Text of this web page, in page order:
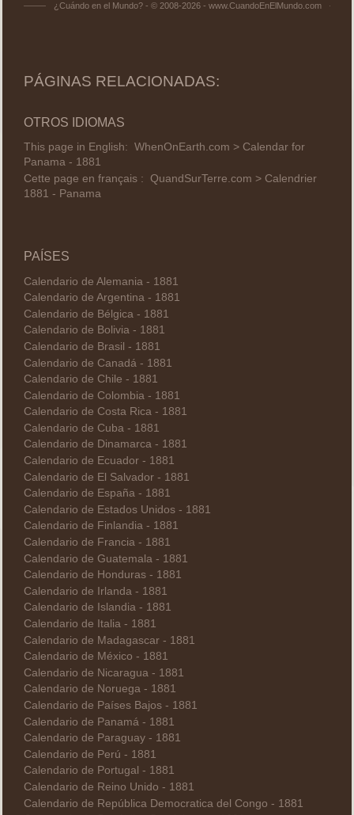
¿Cuándo en el Mundo? - © 2008-2026 - www.CuandoEnElMundo.com
PÁGINAS RELACIONADAS:
OTROS IDIOMAS
This page in English: WhenOnEarth.com > Calendar for
Panama - 1881
Cette page en français : QuandSurTerre.com > Calendrier
1881 - Panama
PAÍSES
Calendario de Alemania - 1881
Calendario de Argentina - 1881
Calendario de Bélgica - 1881
Calendario de Bolivia - 1881
Calendario de Brasil - 1881
Calendario de Canadá - 1881
Calendario de Chile - 1881
Calendario de Colombia - 1881
Calendario de Costa Rica - 1881
Calendario de Cuba - 1881
Calendario de Dinamarca - 1881
Calendario de Ecuador - 1881
Calendario de El Salvador - 1881
Calendario de España - 1881
Calendario de Estados Unidos - 1881
Calendario de Finlandia - 1881
Calendario de Francia - 1881
Calendario de Guatemala - 1881
Calendario de Honduras - 1881
Calendario de Irlanda - 1881
Calendario de Islandia - 1881
Calendario de Italia - 1881
Calendario de Madagascar - 1881
Calendario de México - 1881
Calendario de Nicaragua - 1881
Calendario de Noruega - 1881
Calendario de Países Bajos - 1881
Calendario de Panamá - 1881
Calendario de Paraguay - 1881
Calendario de Perú - 1881
Calendario de Portugal - 1881
Calendario de Reino Unido - 1881
Calendario de República Democratica del Congo - 1881